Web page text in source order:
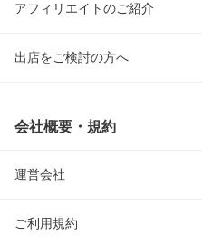
アフィリエイトのご紹介
出店をご検討の方へ
会社概要・規約
運営会社
ご利用規約